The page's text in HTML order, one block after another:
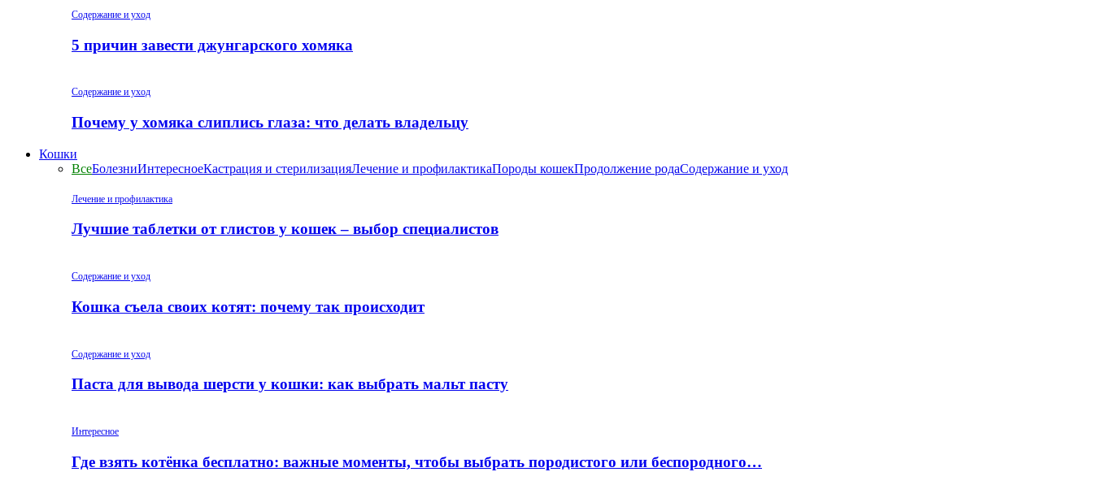
Содержание и уход
5 причин завести джунгарского хомяка
Содержание и уход
Почему у хомяка слиплись глаза: что делать владельцу
Кошки
ВсеБолезниИнтересноеКастрация и стерилизацияЛечение и профилактикаПороды кошекПродолжение родаСодержание и уход
Лечение и профилактика
Лучшие таблетки от глистов у кошек – выбор специалистов
Содержание и уход
Кошка съела своих котят: почему так происходит
Содержание и уход
Паста для вывода шерсти у кошки: как выбрать мальт пасту
Интересное
Где взять котёнка бесплатно: важные моменты, чтобы выбрать породистого или беспородного…